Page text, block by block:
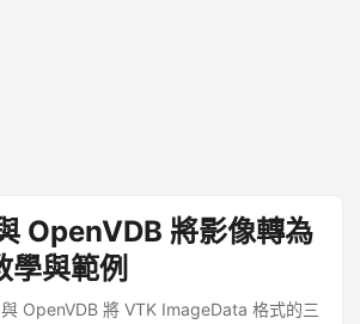
OpenVDB 將影像轉為
學與範例
OpenVDB 將 VTK ImageData 格式的三